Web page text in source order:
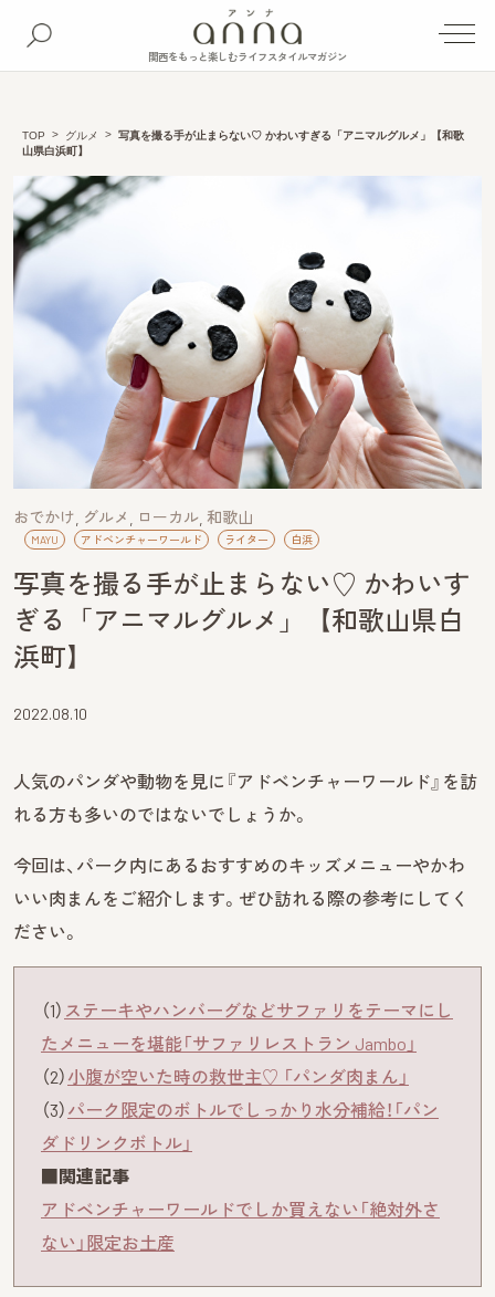
関西をもっと楽しむライフスタイルマガジン
TOP グルメ
写真を撮る手が止まらない♡ かわいすぎる「アニマルグルメ」【和歌
山県白浜町】
おでかけ グルメ ローカル 和歌山
MAYU アドベンチャーワールド ライター 白浜
写真を撮る手が止まらない♡ かわいす
ぎる「アニマルグルメ」【和歌山県白
浜町】
2022.08.10
人気のパンダや動物を見に『アドベンチャーワールド』を訪
れる方も多いのではないでしょうか。
今回は、パーク内にあるおすすめのキッズメニューやかわ
いい肉まんをご紹介します。ぜひ訪れる際の参考にしてく
ださい。
（1） ステーキやハンバーグなどサファリをテーマにし
たメニューを堪能「サファリレストラン Jambo」
（2） 小腹が空いた時の救世主♡ 「パンダ肉まん」
（3） パーク限定のボトルでしっかり水分補給！「パン
ダドリンクボトル」
■関連記事
アドベンチャーワールドでしか買えない「絶対外さ
ない」限定お土産